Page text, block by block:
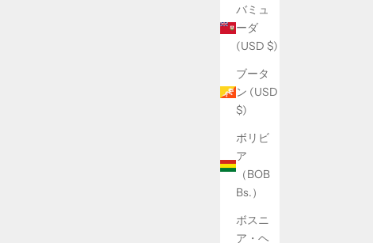
バミュ
ーダ
(USD $)
ブータ
ン (USD
$)
ボリビ
ア
（BOB
Bs.）
ボスニ
ア・ヘ